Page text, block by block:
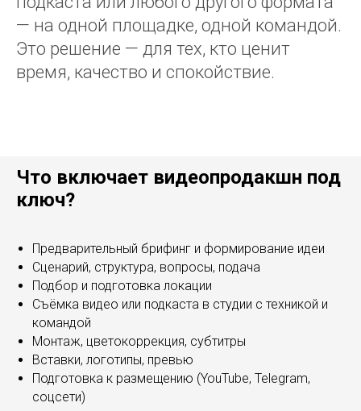
— на одной площадке, одной командой.
Это решение — для тех, кто ценит
время, качество и спокойствие.
Что включает видеопродакшн под
ключ?
Предварительный брифинг и формирование идеи
Сценарий, структура, вопросы, подача
Подбор и подготовка локации
Съёмка видео или подкаста в студии с техникой и
командой
Монтаж, цветокоррекция, субтитры
Вставки, логотипы, превью
Подготовка к размещению (YouTube, Telegram,
соцсети)